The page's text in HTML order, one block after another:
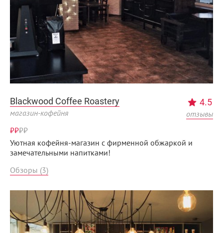
Blackwood Coffee Roastery
магазин-кофейня
4.5
отзывы
₽₽₽₽
Уютная кофейня-магазин с фирменной обжаркой и
замечательными напитками!
Обзоры (3)